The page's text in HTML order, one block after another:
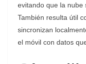
evitando que la nube
También resulta útil
sincronizan
el móvil con datos